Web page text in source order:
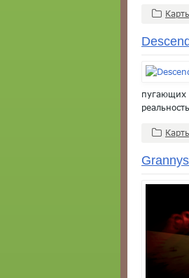
пугающих